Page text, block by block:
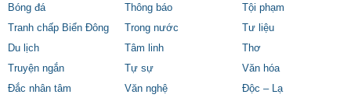
Bóng đá
Thông báo
Tội phạm
Tranh chấp Biển Đông
Trong nước
Tư liệu
Du lịch
Tâm linh
Thơ
Truyện ngắn
Tự sự
Văn hóa
Đắc nhân tâm
Văn nghệ Độc – Lạ